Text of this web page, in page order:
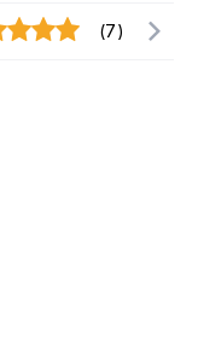
(7)